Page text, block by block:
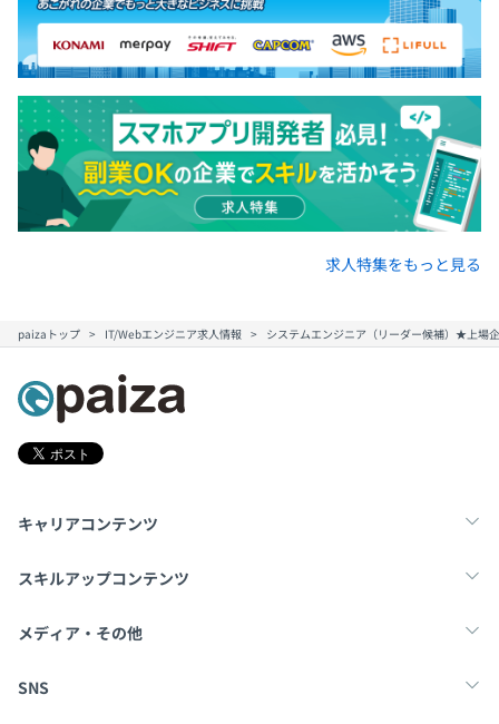
求人特集をもっと見る
paizaトップ IT/Webエンジニア求人情報 システムエンジニア（リーダー候補）★上場
キャリアコンテンツ
転職・キャリア
スキルアップコンテンツ
学習
メディア・その他
Tech Team Journal
SNS